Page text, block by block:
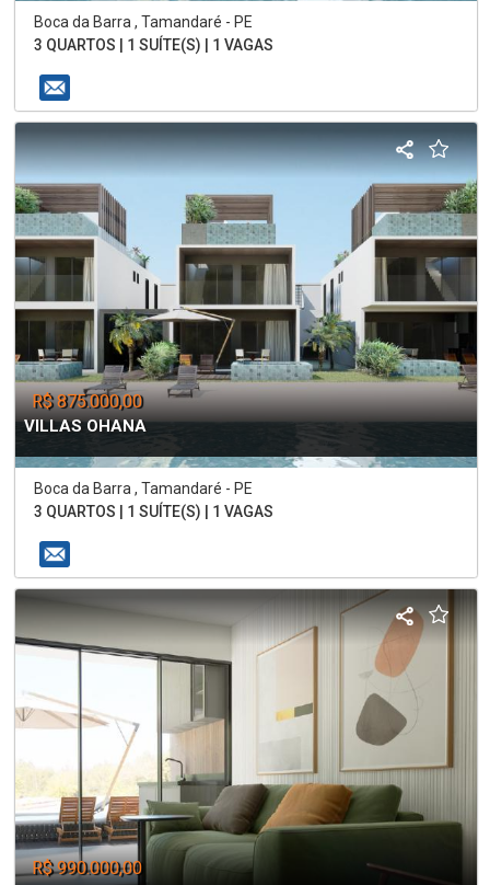
Boca da Barra , Tamandaré - PE
3 QUARTOS | 1 SUÍTE(S) | 1 VAGAS
R$ 875.000,00
VILLAS OHANA
Boca da Barra , Tamandaré - PE
3 QUARTOS | 1 SUÍTE(S) | 1 VAGAS
R$ 990.000,00